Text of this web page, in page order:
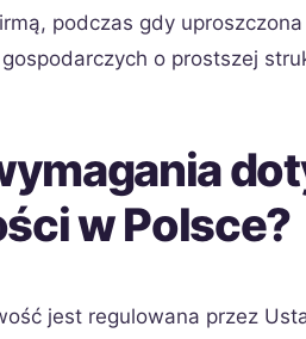
podczas gdy
o prostszej
w Polsce?
jest regulowana przez